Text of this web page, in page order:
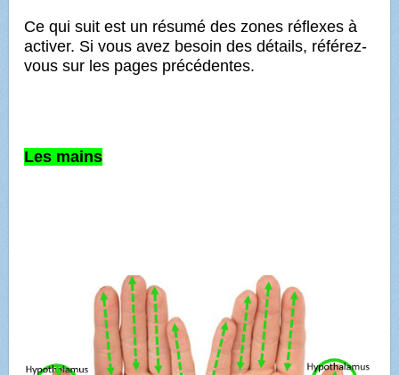
Ce qui suit est un résumé des zones réflexes à
activer. Si vous avez besoin des détails, référez-
vous sur les pages précédentes.
Les mains